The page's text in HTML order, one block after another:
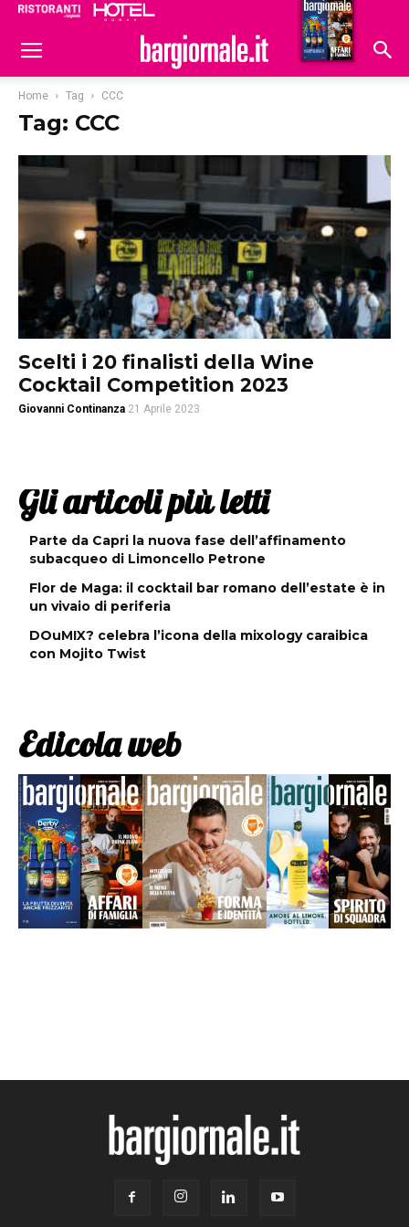
Hoteldomani
Home Tag CCC
Tag: CCC
Scelti i 20 finalisti della Wine
Cocktail Competition 2023
Giovanni Continanza 21 Aprile 2023
Gli articoli più letti
Parte da Capri la nuova fase dell’affinamento
subacqueo di Limoncello Petrone
Flor de Maga: il cocktail bar romano dell’estate è in
un vivaio di periferia
DOuMIX? celebra l’icona della mixology caraibica
con Mojito Twist
Edicola web